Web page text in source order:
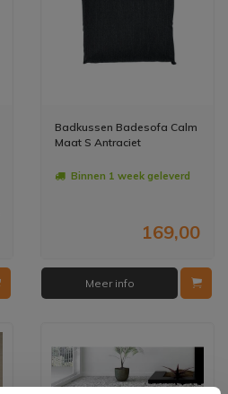
Badkussen Badesofa Calm
Maat S Antraciet
Binnen 1 week geleverd
169,00
Meer info